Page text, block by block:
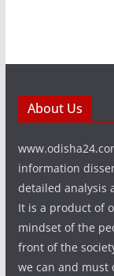
About Us
information
detailed analysis
It is a product of
mindset of the
front of the
we can and